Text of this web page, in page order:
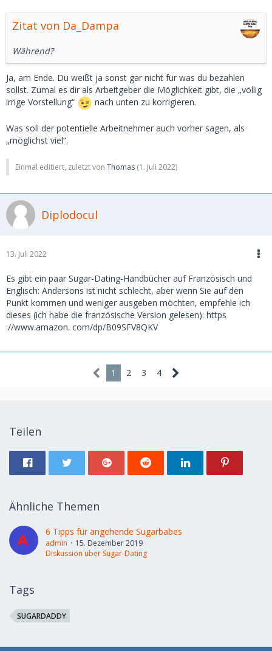
Zitat von Da_Dampa
Während?
Ja, am Ende. Du weißt ja sonst gar nicht für was du bezahlen
sollst. Zumal es dir als Arbeitgeber die Möglichkeit gibt, die „völlig
irrige Vorstellung“
nach unten zu korrigieren.
Was soll der potentielle Arbeitnehmer auch vorher sagen, als
„möglichst viel“.
Einmal editiert, zuletzt von Thomas (1. Juli 2022)
Diplodocul
13. Juli 2022
Es gibt ein paar Sugar-Dating-Handbücher auf Französisch und
Englisch: Andersons ist nicht schlecht, aber wenn Sie auf den
Punkt kommen und weniger ausgeben möchten, empfehle ich
dieses (ich habe die französische Version gelesen): https
://www.amazon. com/dp/B09SFV8QKV
1 2 3 4
Teilen
Ähnliche Themen
6 Tipps für angehende Sugarbabes
admin
15. Dezember 2019
Diskussion über Sugar-Dating
Tags
SUGARDADDY